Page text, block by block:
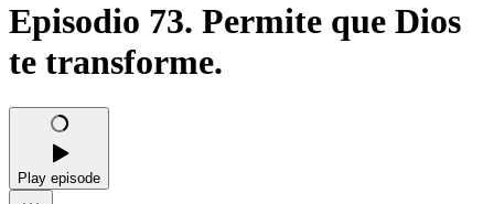
Episodio 73. Permite que Dios
te transforme.
Play episode